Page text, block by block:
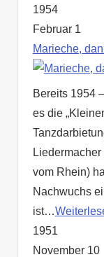
1954
Februar 1
Marieche,
Bereits 1954
es die
vom Rhein)
Nachwuchs
ist…
1951
November 10